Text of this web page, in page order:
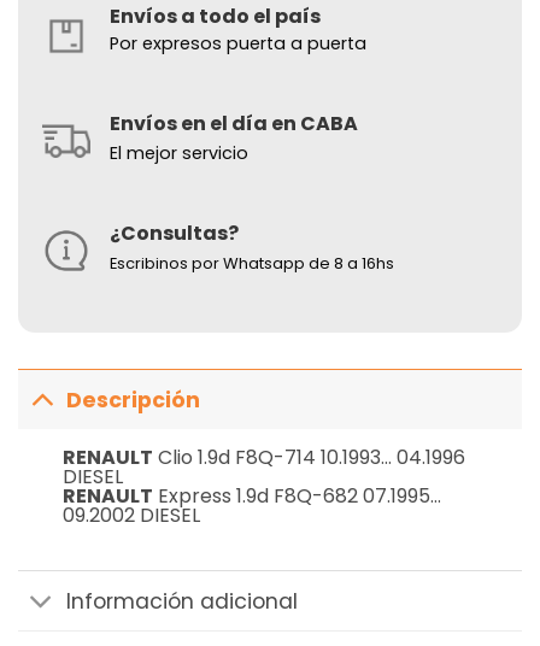
Envíos a todo el país
Por expresos puerta a puerta
Envíos en el día en CABA
El mejor servicio
¿Consultas?
Escribinos por Whatsapp de 8 a 16hs
Descripción
RENAULT Clio 1.9d F8Q-714 10.1993… 04.1996
DIESEL
RENAULT Express 1.9d F8Q-682 07.1995…
09.2002 DIESEL
Información adicional